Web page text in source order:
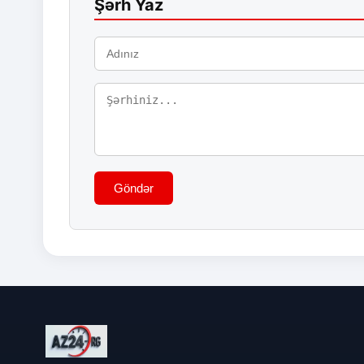
Şərh Yaz
Göndər